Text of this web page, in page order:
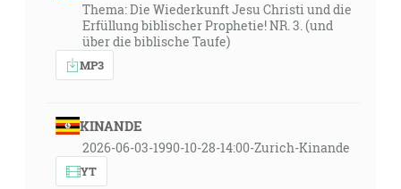
Thema: Die Wiederkunft Jesu Christi und die
Erfüllung biblischer Prophetie! NR. 3. (und
über die biblische Taufe)
MP3
KINANDE
2026-06-03-1990-10-28-14:00-Zurich-Kinande
YT